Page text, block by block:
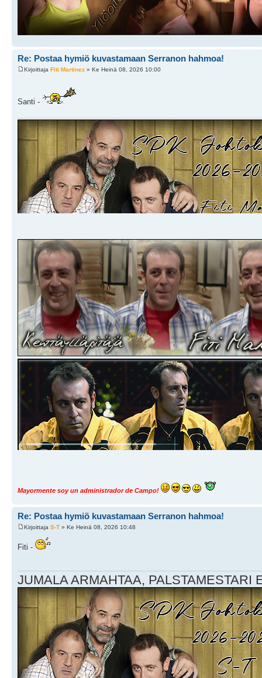
Re: Postaa hymiö kuvastamaan Serranon hahmoa!
Kirjoittaja Fiti Martinez » Ke Heinä 08, 2026 10:00
Santi -
Mayormente soy un administrador de Campo!
Re: Postaa hymiö kuvastamaan Serranon hahmoa!
Kirjoittaja S-T » Ke Heinä 08, 2026 10:48
Fiti -
JUMALA ARMAHTAA, PALSTAMESTARI